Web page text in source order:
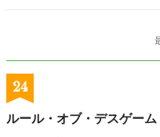
24
ルール・オブ・デスゲーム